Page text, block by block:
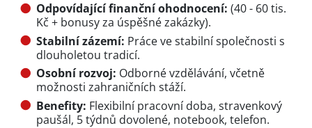
Odpovídající finanční ohodnocení: (40 - 60 tis.
Kč + bonusy za úspěšné zakázky).
Stabilní zázemí: Práce ve stabilní společnosti s
dlouholetou tradicí.
Osobní rozvoj: Odborné vzdělávání, včetně
možnosti zahraničních stáží.
Benefity: Flexibilní pracovní doba, stravenkový
paušál, 5 týdnů dovolené, notebook, telefon.